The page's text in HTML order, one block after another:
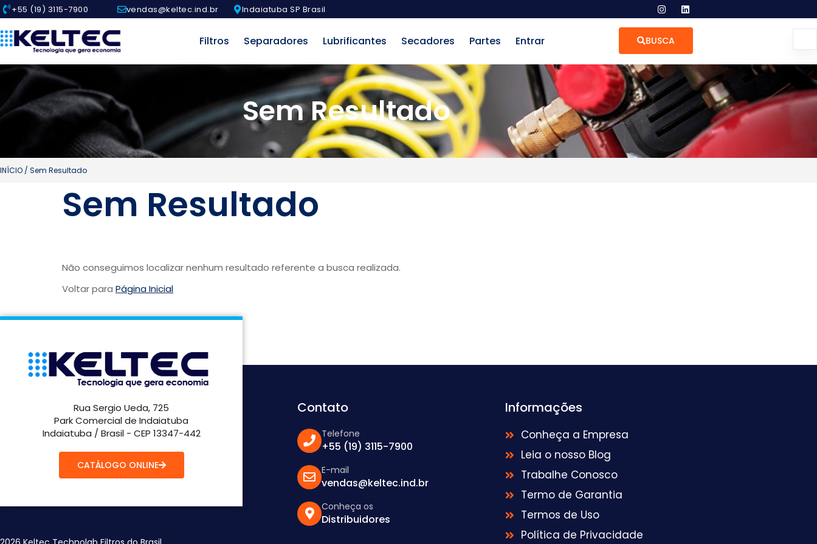
+55 (19) 3115-7900 vendas@keltec.ind.br Indaiatuba SP Brasil
Filtros Separadores Lubrificantes Secadores Partes Entrar BUSCA
Sem Resultado
INÍCIO / Sem Resultado
Sem Resultado
Não conseguimos localizar nenhum resultado referente a busca realizada.
Voltar para Página Inicial
Rua Sergio Ueda, 725
Park Comercial de Indaiatuba
Indaiatuba / Brasil - CEP 13347-442
CATÁLOGO ONLINE
Contato
Telefone
+55 (19) 3115-7900
E-mail
vendas@keltec.ind.br
Conheça os
Distribuidores
Informações
Conheça a Empresa
Leia o nosso Blog
Trabalhe Conosco
Termo de Garantia
Termos de Uso
Política de Privacidade